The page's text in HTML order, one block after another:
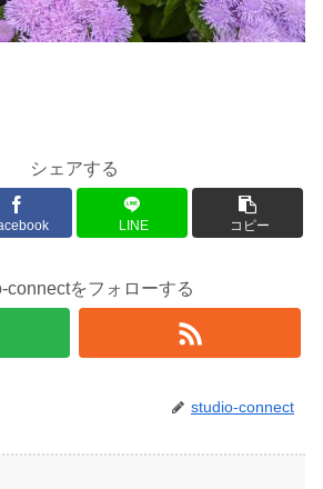
シェアする
LINE コピー
connectをフォローする
studio-connect